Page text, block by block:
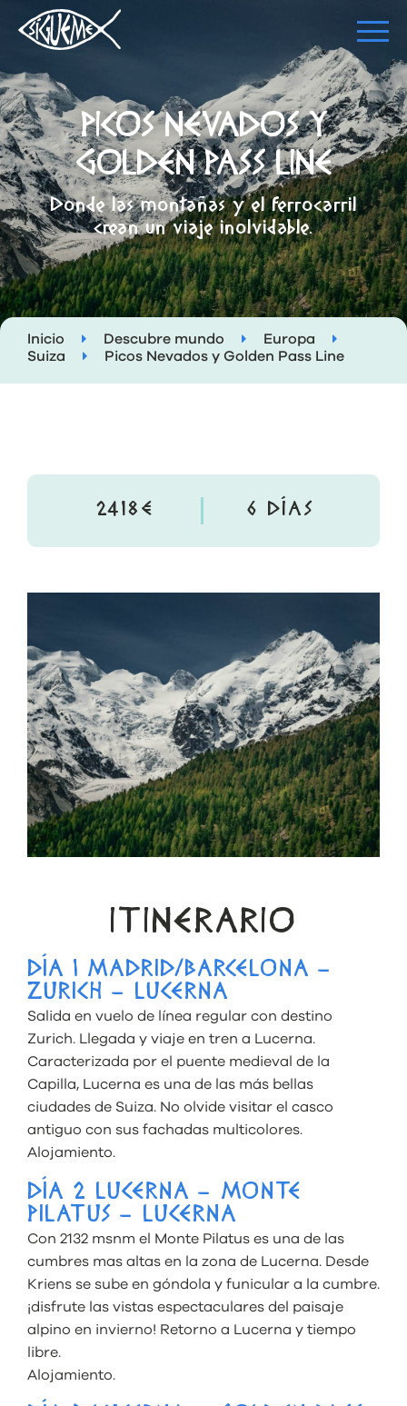
PICOS NEVADOS Y
GOLDEN PASS LINE
Donde las montañas y el ferrocarril
crean un viaje inolvidable.
Inicio Descubre mundo
Europa
Suiza
Picos Nevados y Golden Pass Line
2418€ 6 DÍAS
ITINERARIO
DÍA 1 MADRID/BARCELONA –
ZURICH – LUCERNA
Salida en vuelo de línea regular con destino
Zurich. Llegada y viaje en tren a Lucerna.
Caracterizada por el puente medieval de la
Capilla, Lucerna es una de las más bellas
ciudades de Suiza. No olvide visitar el casco
antiguo con sus fachadas multicolores.
Alojamiento.
DÍA 2 LUCERNA – MONTE
PILATUS – LUCERNA
Con 2132 msnm el Monte Pilatus es una de las
cumbres mas altas en la zona de Lucerna. Desde
Kriens se sube en góndola y funicular a la cumbre.
¡disfrute las vistas espectaculares del paisaje
alpino en invierno! Retorno a Lucerna y tiempo
libre.
Alojamiento.